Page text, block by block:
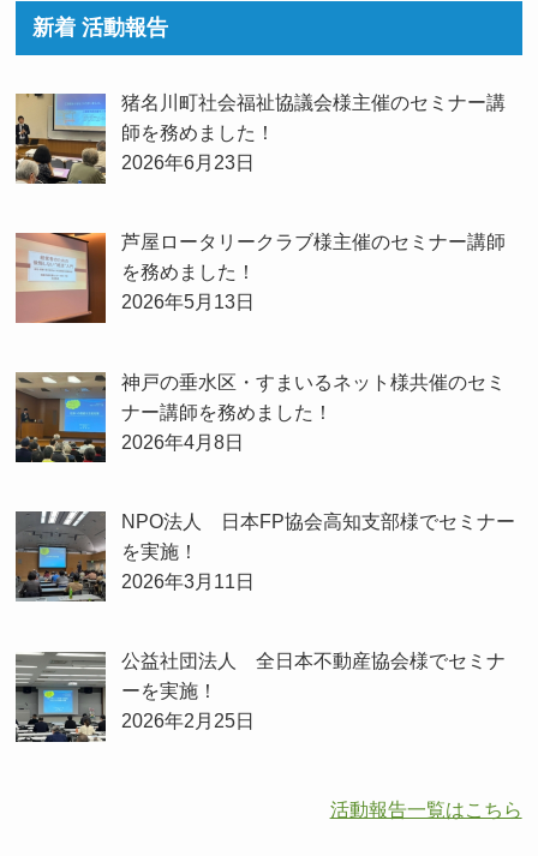
新着 活動報告
猪名川町社会福祉協議会様主催のセミナー講
師を務めました！
2026年6月23日
芦屋ロータリークラブ様主催のセミナー講師
を務めました！
2026年5月13日
神戸の垂水区・すまいるネット様共催のセミ
ナー講師を務めました！
2026年4月8日
NPO法人 日本FP協会高知支部様でセミナー
を実施！
2026年3月11日
公益社団法人 全日本不動産協会様でセミナ
ーを実施！
2026年2月25日
活動報告一覧はこちら